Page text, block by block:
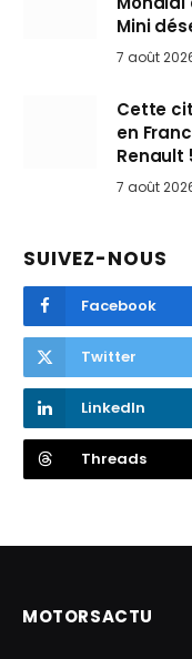
Mini
7 août
Cette
en
Renault
7 août
SUIVEZ-NOUS
Facebook
Twitter
LinkedIn
Threads
MOTORSACTU